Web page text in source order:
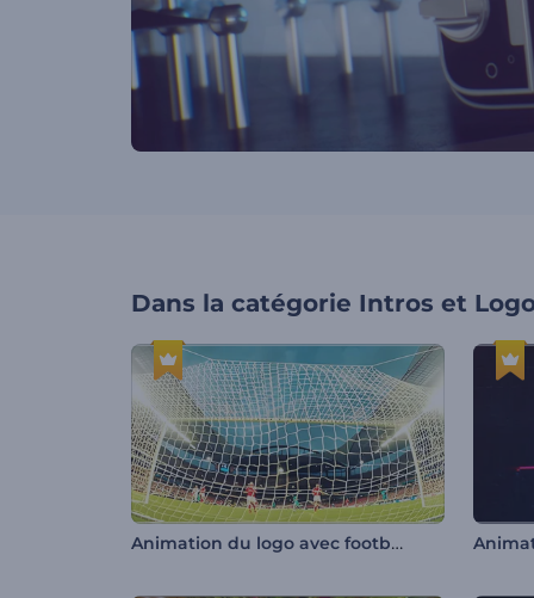
Dans la catégorie Intros et
Animation du logo avec football